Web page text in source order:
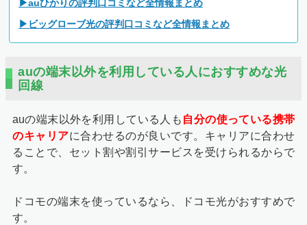
▶auひかりの評判口コミなど全情報まとめ
▶ビッグローブ光の評判口コミなど全情報まとめ
auの端末以外を利用している人におすすめな光
回線
auの端末以外を利用している人も 自分の使っている携帯
のキャリアに合わせるのが良いです。キャリアに合わせ
ることで、セット割や割引サービスを受けられるからで
す。
ドコモの端末を使っているなら、ドコモ光がおすすめで
す。